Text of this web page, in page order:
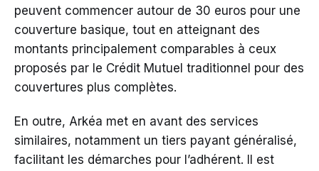
peuvent commencer autour de 30 euros pour une
couverture basique, tout en atteignant des
montants principalement comparables à ceux
proposés par le Crédit Mutuel traditionnel pour des
couvertures plus complètes.
En outre, Arkéa met en avant des services
similaires, notamment un tiers payant généralisé,
facilitant les démarches pour l’adhérent. Il est